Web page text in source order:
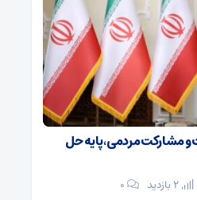
مشارکت مردمی، پایه حل
۰